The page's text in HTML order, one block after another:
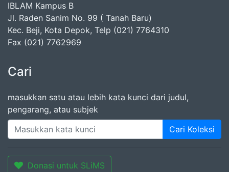
IBLAM Kampus B
Jl. Raden Sanim No. 99 ( Tanah Baru)
Kec. Beji, Kota Depok, Telp (021) 7764310
Fax (021) 7762969
Cari
masukkan satu atau lebih kata kunci dari judul,
pengarang, atau subjek
Cari Koleksi
Donasi untuk SLiMS